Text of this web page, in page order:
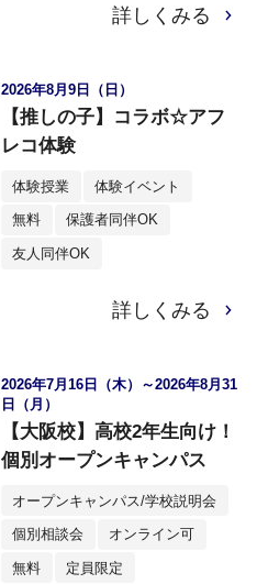
詳しくみる
2026年8月9日（日）
【推しの子】コラボ☆アフ
レコ体験
体験授業 体験イベント
無料 保護者同伴OK
友人同伴OK
詳しくみる
2026年7月16日（木）～2026年8月31
日（月）
【大阪校】高校2年生向け！
個別オープンキャンパス
オープンキャンパス/学校説明会
個別相談会 オンライン可
無料 定員限定